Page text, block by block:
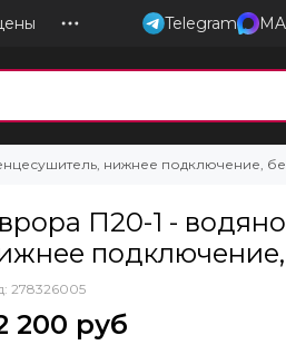
Telegram
нижнее подключение,
П20-1 -
278326005
200 руб